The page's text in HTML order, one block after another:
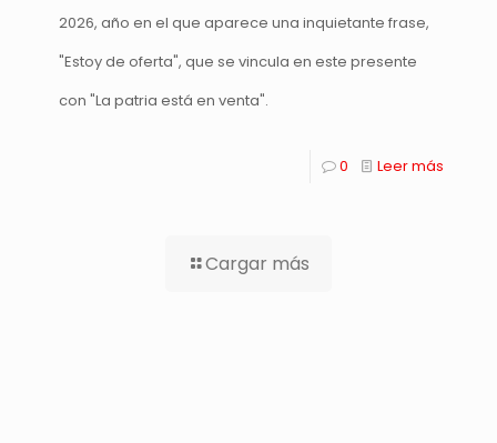
2026, año en el que aparece una inquietante frase,
"Estoy de oferta", que se vincula en este presente
con "La patria está en venta".
0 Leer más
Cargar más